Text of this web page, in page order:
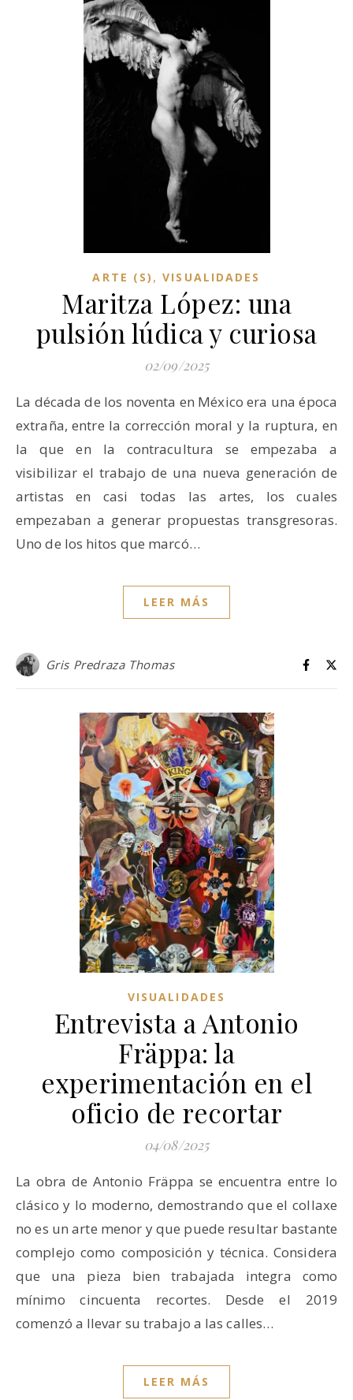
ARTE (S) ,VISUALIDADES
Maritza López: una
pulsión lúdica y curiosa
02/09/2025
La década de los noventa en México era una época
extraña, entre la corrección moral y la ruptura, en
la que en la contracultura se empezaba a
visibilizar el trabajo de una nueva generación de
artistas en casi todas las artes, los cuales
empezaban a generar propuestas transgresoras.
Uno de los hitos que marcó…
LEER MÁS
Gris Predraza Thomas
VISUALIDADES
Entrevista a Antonio
Fräppa: la
experimentación en el
oficio de recortar
04/08/2025
La obra de Antonio Fräppa se encuentra entre lo
clásico y lo moderno, demostrando que el collaxe
no es un arte menor y que puede resultar bastante
complejo como composición y técnica. Considera
que una pieza bien trabajada integra como
mínimo cincuenta recortes. Desde el 2019
comenzó a llevar su trabajo a las calles…
LEER MÁS